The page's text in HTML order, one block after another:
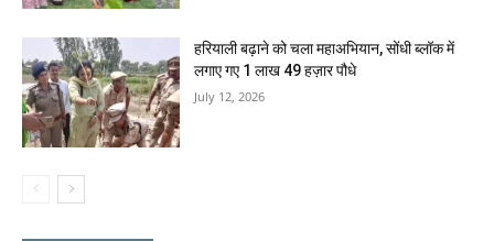
हरियाली बढ़ाने को चला महाअभियान, सोंधी ब्लॉक में
लगाए गए 1 लाख 49 हज़ार पौधे
July 12, 2026